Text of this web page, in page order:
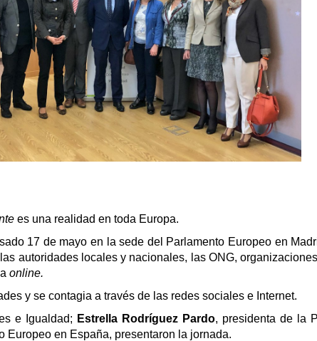
es una realidad en toda Europa.
17 de mayo en la sede del Parlamento Europeo en
autoridades locales y nacionales, las ONG,
online.
y se contagia a través de las redes sociales e Internet.
e Igualdad; Estrella Rodríguez Pardo, presidenta de la
Europeo en España, presentaron la jornada.